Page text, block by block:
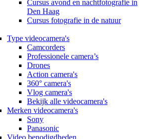
Cursus avond en nachtfotografie in
Den Haag
Cursus fotografie in de natuur
Type videocamera's
Camcorders
Professionele camera’s
Drones
Action camera's
360° camera's
Vlog camera's
Bekijk alle videocamera's
Merken videocamera's
Sony
Panasonic
Video benodigdheden